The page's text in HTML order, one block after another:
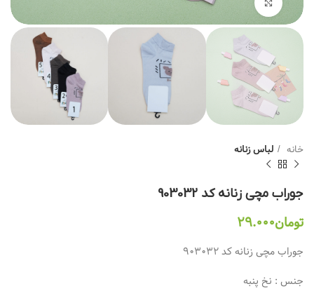
خانه لباس زنانه
جوراب مچی زنانه کد 903032
تومان۲۹.۰۰۰
جوراب مچی زنانه کد 903032
جنس : نخ پنبه